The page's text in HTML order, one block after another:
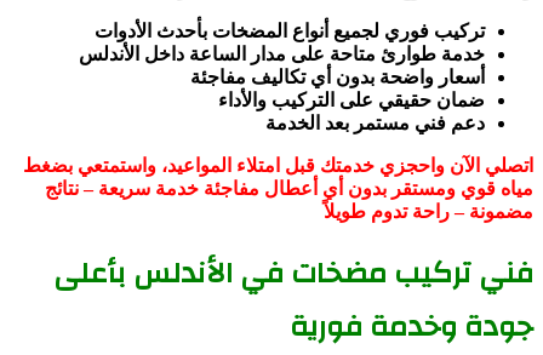
تركيب فوري لجميع أنواع المضخات بأحدث الأدوات
خدمة طوارئ متاحة على مدار الساعة داخل الأندلس
أسعار واضحة بدون أي تكاليف مفاجئة
ضمان حقيقي على التركيب والأداء
دعم فني مستمر بعد الخدمة
اتصلي الآن واحجزي خدمتك قبل امتلاء المواعيد، واستمتعي بضغط
مياه قوي ومستقر بدون أي أعطال مفاجئة خدمة سريعة – نتائج
مضمونة – راحة تدوم طويلاً
فني تركيب مضخات في الأندلس بأعلى
جودة وخدمة فورية